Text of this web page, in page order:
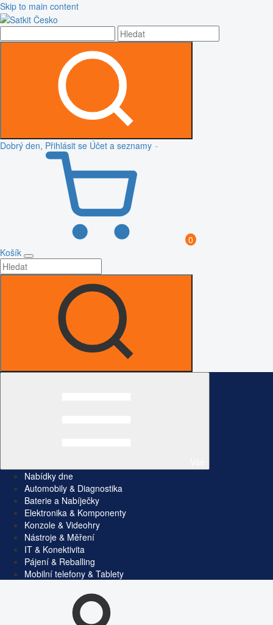
Skip to main content
Dobrý den, Přihlásit se Účet a seznamy
0
Košík
Nabídky dne
Automobily & Diagnostika
Baterie a Nabíječky
Elektronika & Komponenty
Konzole & Videohry
Nástroje & Měření
IT & Konektivita
Pájení & Reballing
Mobilní telefony & Tablety